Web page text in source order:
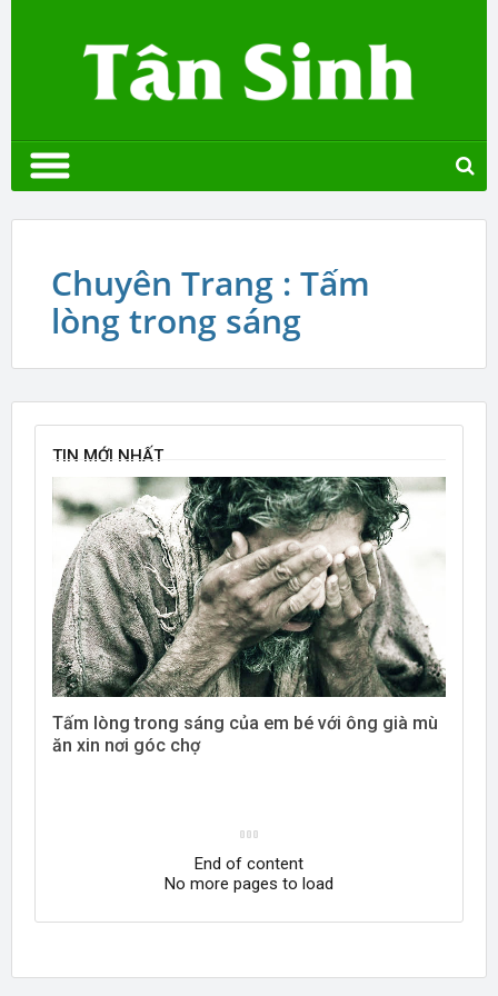
Chuyên Trang : Tấm
lòng trong sáng
TIN MỚI NHẤT
Tấm lòng trong sáng của em bé với ông già mù
ăn xin nơi góc chợ
End of content
No more pages to load